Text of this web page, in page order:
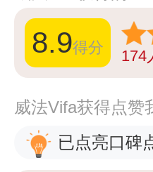
8.9得分 174
威法Vifa获得点赞
已点亮口碑